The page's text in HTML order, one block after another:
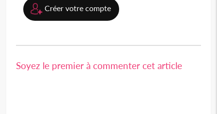
Créer votre compte
Soyez le premier à commenter cet article